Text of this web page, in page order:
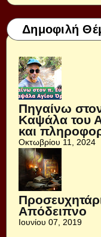
Δημοφιλή
Πηγαίνω
Καψάλα του
και
Οκτωβρίου 11, 2024
Απόδειπνο
Ιουνίου 07, 2019